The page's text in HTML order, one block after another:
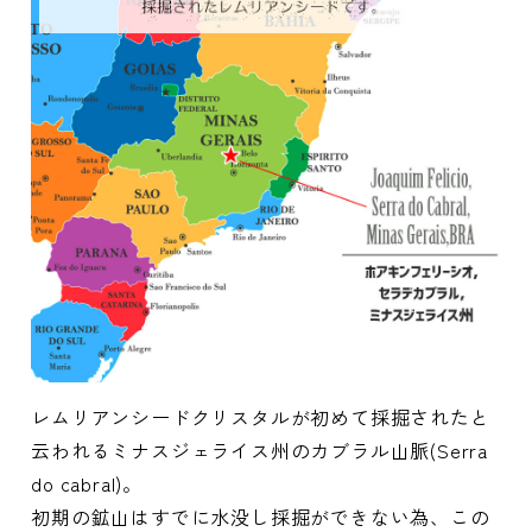
レムリアンシードクリスタルが初めて採掘されたと
云われるミナスジェライス州のカブラル山脈(Serra
do cabral)。
初期の鉱山はすでに水没し採掘ができない為、この